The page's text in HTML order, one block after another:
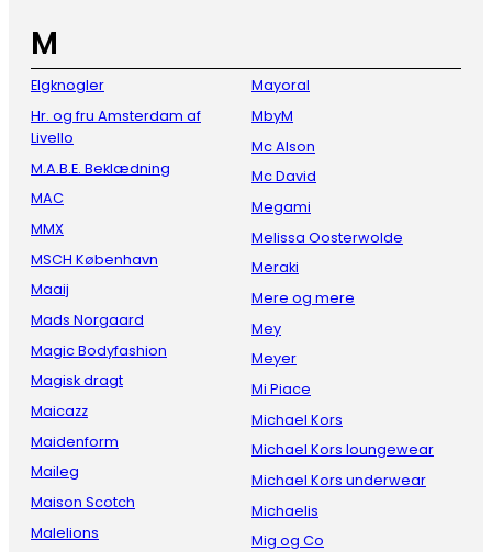
M
Elgknogler
Hr. og fru Amsterdam af
Livello
M.A.B.E. Beklædning
MAC
MMX
MSCH København
Maaij
Mads Norgaard
Magic Bodyfashion
Magisk dragt
Maicazz
Maidenform
Maileg
Maison Scotch
Malelions
Mayoral
MbyM
Mc Alson
Mc David
Megami
Melissa Oosterwolde
Meraki
Mere og mere
Mey
Meyer
Mi Piace
Michael Kors
Michael Kors loungewear
Michael Kors underwear
Michaelis
Mig og Co